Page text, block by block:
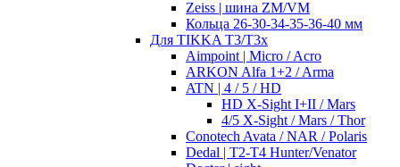
Zeiss | шина ZM/VM
Кольца 26-30-34-35-36-40 мм
Для TIKKA T3/T3x
Aimpoint | Micro / Acro
ARKON Alfa 1+2 / Arma
ATN | 4 / 5 / HD
HD X-Sight I+II / Mars
4/5 X-Sight / Mars / Thor
Conotech Avata / NAR / Polaris
Dedal | T2-T4 Hunter/Venator